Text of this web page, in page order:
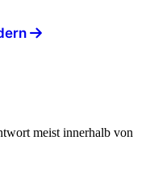
meist innerhalb von